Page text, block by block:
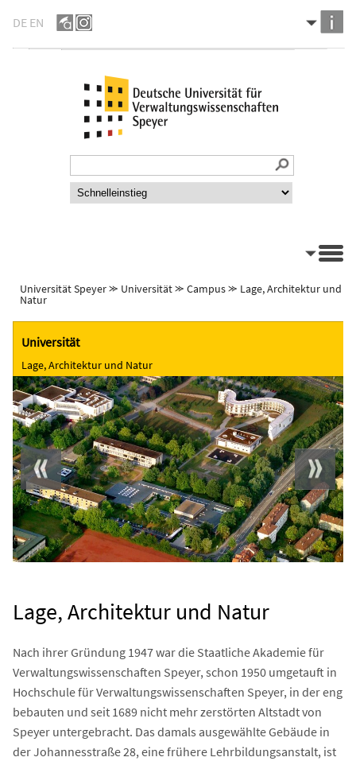
DE EN
Universität Speyer⪼ Universität⪼ Campus⪼ Lage, Architektur und
Natur
Universität
Lage, Architektur und Natur
Lage, Architektur und Natur
Nach ihrer Gründung 1947 war die Staatliche Akademie für
Verwaltungswissenschaften Speyer, schon 1950 umgetauft in
Hochschule für Verwaltungswissenschaften Speyer, in der eng
bebauten und seit 1689 nicht mehr zerstörten Altstadt von
Speyer untergebracht. Das damals ausgewählte Gebäude in
der Johannesstraße 28, eine frühere Lehrbildungsanstalt, ist